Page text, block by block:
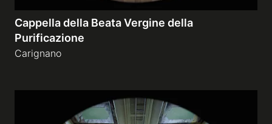
Cappella della Beata Vergine della
Purificazione
Carignano